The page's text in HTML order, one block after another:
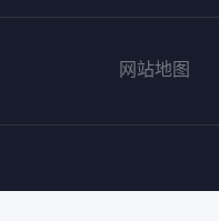
网站地图